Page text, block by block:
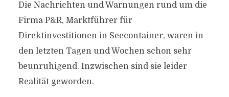
Die Nachrichten und Warnungen rund um die
Firma P&R, Marktführer für
Direktinvestitionen in Seecontainer, waren in
den letzten Tagen und Wochen schon sehr
beunruhigend. Inzwischen sind sie leider
Realität geworden.